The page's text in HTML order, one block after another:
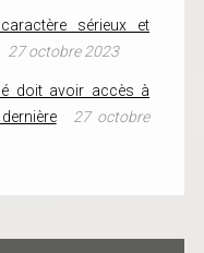
sérieux et
27 octobre 2023
doit avoir accès à
27 octobre